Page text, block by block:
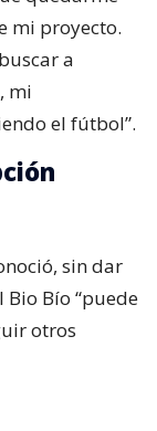
mi proyecto.
a
mi
el fútbol”.
sin dar
Bio Bío “puede
otros